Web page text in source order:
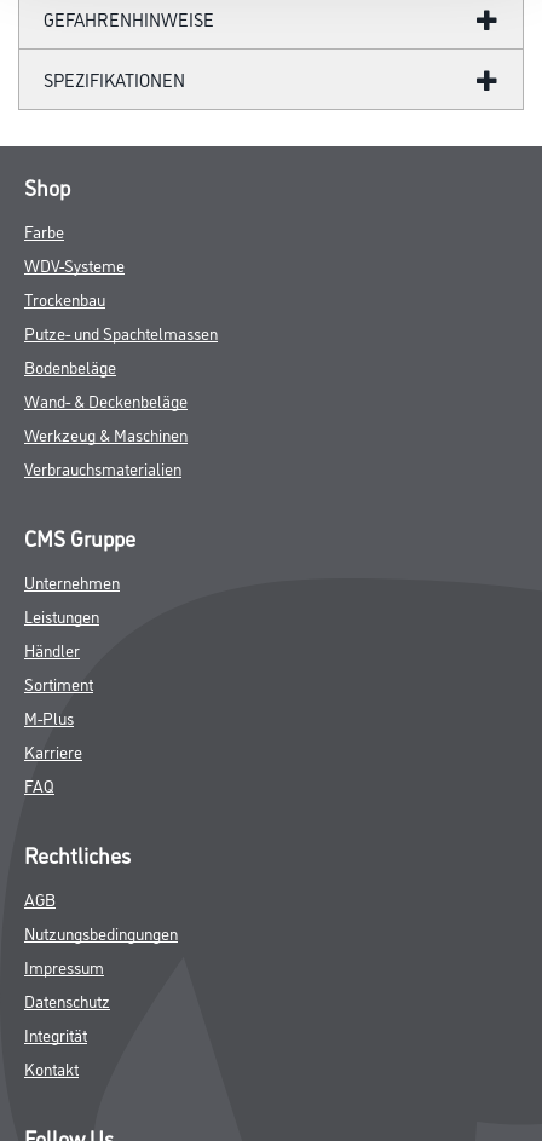
GEFAHRENHINWEISE
SPEZIFIKATIONEN
Shop
Farbe
WDV-Systeme
Trockenbau
Putze- und Spachtelmassen
Bodenbeläge
Wand- & Deckenbeläge
Werkzeug & Maschinen
Verbrauchsmaterialien
CMS Gruppe
Unternehmen
Leistungen
Händler
Sortiment
M-Plus
Karriere
FAQ
Rechtliches
AGB
Nutzungsbedingungen
Impressum
Datenschutz
Integrität
Kontakt